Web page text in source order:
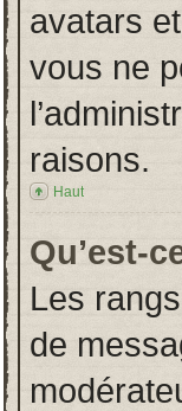
avatars
vous ne
raisons.
Haut
Qu’est-
Les
de